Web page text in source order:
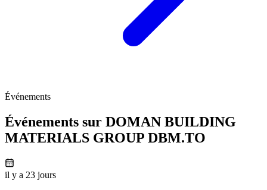
Événements
Événements sur DOMAN BUILDING
MATERIALS GROUP DBM.TO
il y a 23 jours